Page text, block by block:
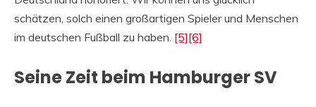
schätzen, solch einen großartigen Spieler und Menschen
im deutschen Fußball zu haben. [5][6]
Seine Zeit beim Hamburger SV